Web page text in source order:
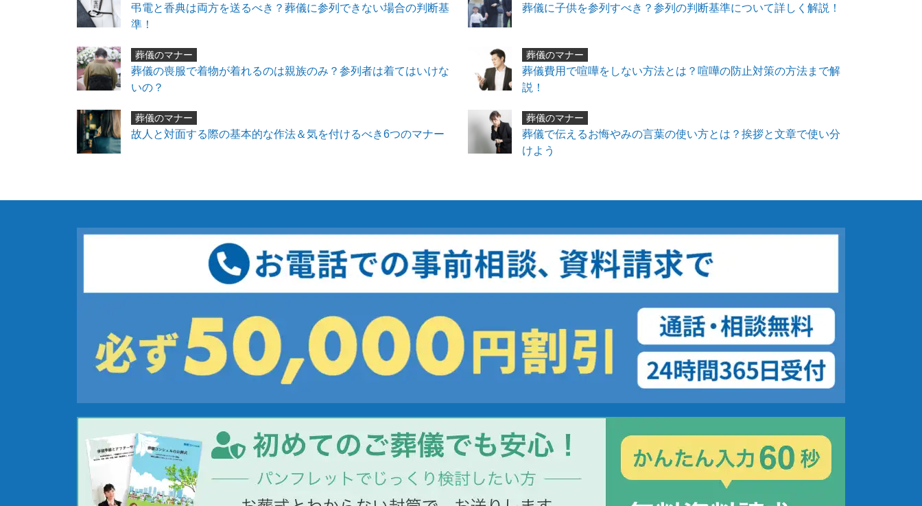
弔電と香典は両方を送るべき？葬儀に参列できない場合の判断基
準！
葬儀に子供を参列すべき？参列の判断基準について詳しく解説！
葬儀のマナー
葬儀の喪服で着物が着れるのは親族のみ？参列者は着てはいけな
いの？
葬儀のマナー
葬儀費用で喧嘩をしない方法とは？喧嘩の防止対策の方法まで解
説！
葬儀のマナー
故人と対面する際の基本的な作法＆気を付けるべき6つのマナー
葬儀のマナー
葬儀で伝えるお悔やみの言葉の使い方とは？挨拶と文章で使い分
けよう